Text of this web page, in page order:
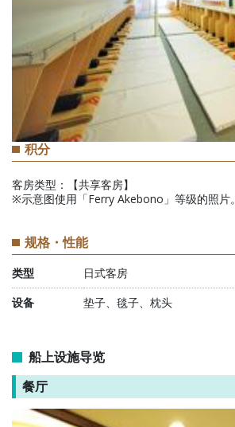
积分
客房类型：【共享客房】
※示意图使用「Ferry Akebono」等级的照片。
规格・性能
类型
日式客房
设备
垫子、毯子、枕头
船上设施导览
餐厅